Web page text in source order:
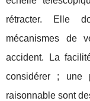
rétracter. Elle
mécanismes de
accident. La
considérer ; une
raisonnable sont